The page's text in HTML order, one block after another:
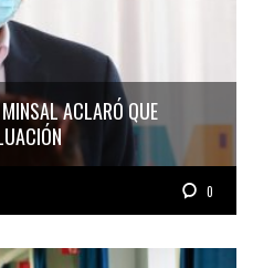
ACLARÓ QUE
0